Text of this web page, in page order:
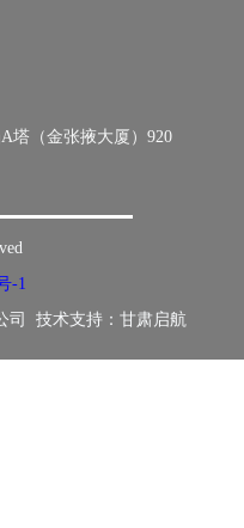
塔（金张掖大厦）920
-1
司 技术支持： 甘肃启航